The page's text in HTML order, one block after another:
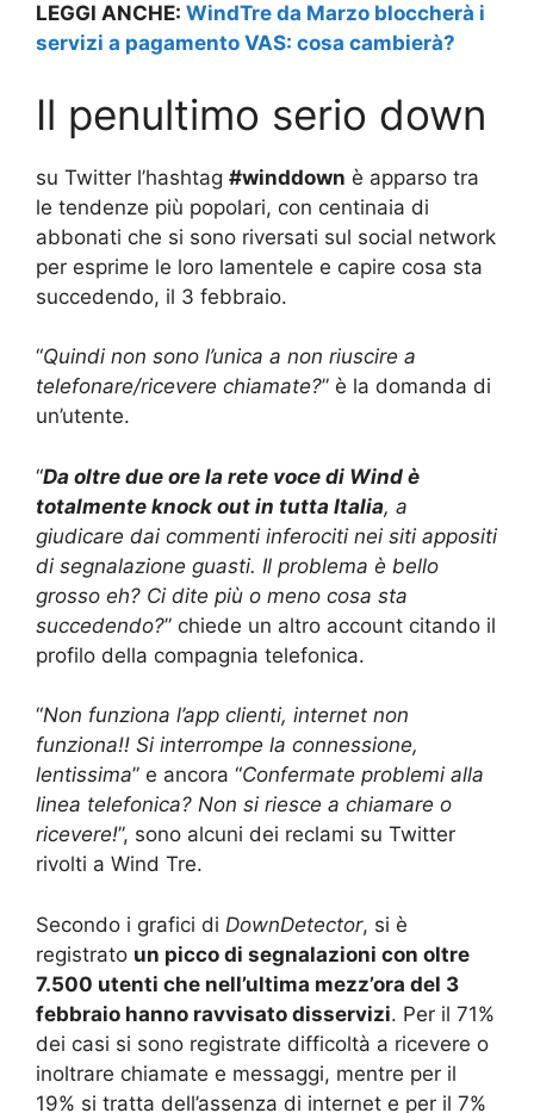
LEGGI ANCHE: WindTre da Marzo bloccherà i
servizi a pagamento VAS: cosa cambierà?
Il penultimo serio down
su Twitter l’hashtag #winddown è apparso tra
le tendenze più popolari, con centinaia di
abbonati che si sono riversati sul social network
per esprime le loro lamentele e capire cosa sta
succedendo, il 3 febbraio.
“Quindi non sono l’unica a non riuscire a
telefonare/ricevere chiamate?” è la domanda di
un’utente.
“Da oltre due ore la rete voce di Wind è
totalmente knock out in tutta Italia, a
giudicare dai commenti inferociti nei siti appositi
di segnalazione guasti. Il problema è bello
grosso eh? Ci dite più o meno cosa sta
succedendo?” chiede un altro account citando il
profilo della compagnia telefonica.
“Non funziona l’app clienti, internet non
funziona!! Si interrompe la connessione,
lentissima” e ancora “Confermate problemi alla
linea telefonica? Non si riesce a chiamare o
ricevere!”, sono alcuni dei reclami su Twitter
rivolti a Wind Tre.
Secondo i grafici di DownDetector, si è
registrato un picco di segnalazioni con oltre
7.500 utenti che nell’ultima mezz’ora del 3
febbraio hanno ravvisato disservizi. Per il 71%
dei casi si sono registrate difficoltà a ricevere o
inoltrare chiamate e messaggi, mentre per il
19% si tratta dell’assenza di internet e per il 7%